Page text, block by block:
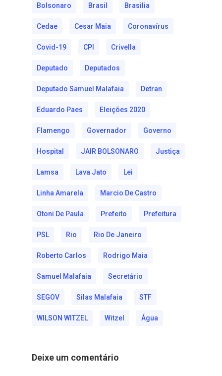
Bolsonaro Brasil Brasilia
Cedae Cesar Maia Coronavírus
Covid-19 CPI Crivella
Deputado Deputados
Deputado Samuel Malafaia Detran
Eduardo Paes Eleições 2020
Flamengo Governador Governo
Hospital JAIR BOLSONARO Justiça
Lamsa Lava Jato Lei
Linha Amarela Marcio De Castro
Otoni De Paula Prefeito Prefeitura
PSL Rio Rio De Janeiro
Roberto Carlos Rodrigo Maia
Samuel Malafaia Secretário
SEGOV Silas Malafaia STF
WILSON WITZEL Witzel Água
Deixe um comentário